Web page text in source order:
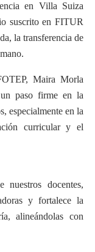
en Villa Suiza
suscrito en FITUR
la transferencia de
Maira Morla
paso firme en la
especialmente en la
curricular y el
nuestros docentes,
y fortalece la
alineándolas con